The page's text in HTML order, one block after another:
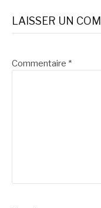
LAISSER UN
Commentaire *